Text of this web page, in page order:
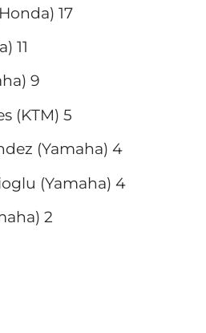
17
11
9
(KTM) 5
(Yamaha) 4
(Yamaha) 4
2